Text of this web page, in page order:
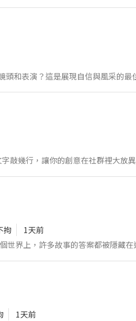
賴a5538799
頭和表演？這是展現自信與風采的最
，完美呈現品牌或主題的精隨 ✨ 全面
正在尋找的就是你！ 用你的專業技能，
拘
1天前
數位工
1天前